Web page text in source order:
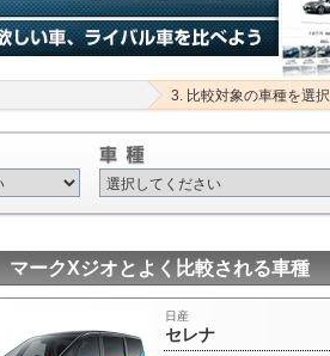
3. 比較対象の車種を選択
マークXジオとよく比較される車種
セレナ
日産